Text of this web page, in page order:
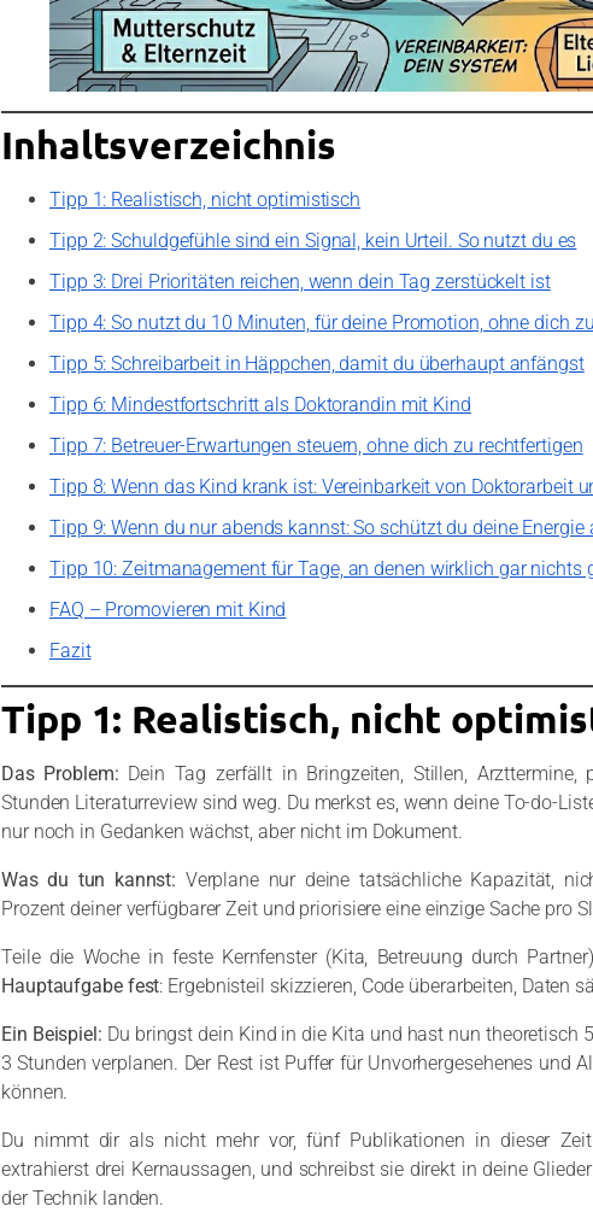
Inhaltsverzeichnis
Tipp 1: Realistisch, nicht optimistisch
Tipp 2: Schuldgefühle sind ein Signal, kein Urteil. So nutzt du es
Tipp 3: Drei Prioritäten reichen, wenn dein Tag zerstückelt ist
Tipp 4: So nutzt du 10 Minuten, für deine Promotion, ohne dich
Tipp 5: Schreibarbeit in Häppchen, damit du überhaupt anfängst
Tipp 6: Mindestfortschritt als Doktorandin mit Kind
Tipp 7: Betreuer-Erwartungen steuern, ohne dich zu rechtfertigen
Tipp 8: Wenn das Kind krank ist: Vereinbarkeit von Doktorarbeit
Tipp 9: Wenn du nur abends kannst: So schützt du deine
Tipp 10: Zeitmanagement für Tage, an denen wirklich gar nichts
FAQ – Promovieren mit Kind
Fazit
Tipp 1: Realistisch, nicht
Das Problem: Dein Tag zerfällt in Bringzeiten, Stillen,
Stunden Literaturreview sind weg. Du merkst es, wenn deine To-do-
nur noch in Gedanken wächst, aber nicht im Dokument.
Was du tun kannst: Verplane nur deine tatsächliche Kapazität,
Prozent deiner verfügbarer Zeit und priorisiere eine einzige Sache pro
Teile die Woche in feste Kernfenster (Kita, Betreuung durch
Hauptaufgabe fest: Ergebnisteil skizzieren, Code überarbeiten, Daten
Ein Beispiel: Du bringst dein Kind in die Kita und hast nun theoretisch
3 Stunden verplanen. Der Rest ist Puffer für Unvorhergesehenes und
können.
Du nimmt dir als nicht mehr vor, fünf Publikationen in dieser
extrahierst drei Kernaussagen, und schreibst sie direkt in deine
der Technik landen.